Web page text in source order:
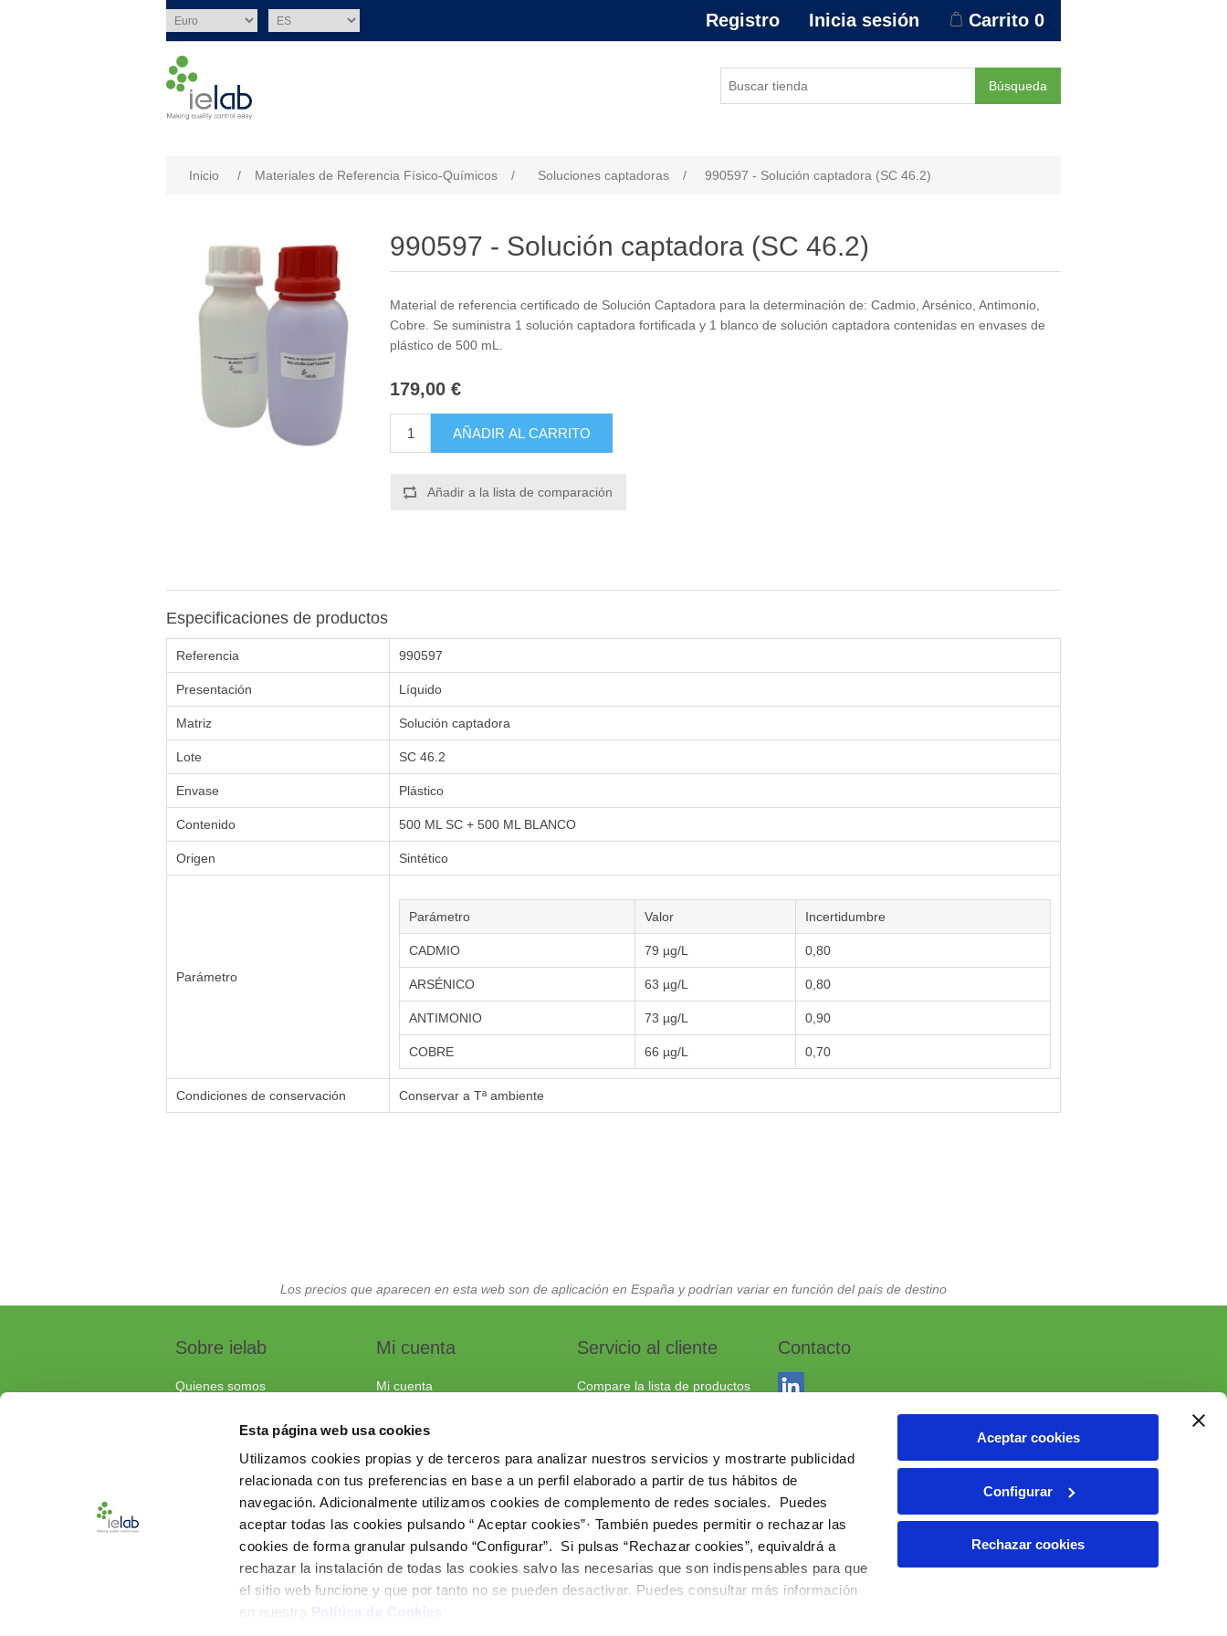
Esta página web usa cookies
Utilizamos cookies propias y de terceros para analizar nuestros servicios y mostrarte publicidad
relacionada con tus preferencias en base a un perfil elaborado a partir de tus hábitos de
navegación. Adicionalmente utilizamos cookies de complemento de redes sociales. Puedes
aceptar todas las cookies pulsando “ Aceptar cookies”· También puedes permitir o rechazar las
cookies de forma granular pulsando “Configurar”. Si pulsas “Rechazar cookies”, equivaldrá a
rechazar la instalación de todas las cookies salvo las necesarias que son indispensables para que
el sitio web funcione y que por tanto no se pueden desactivar. Puedes consultar más información
en nuestra Política de Cookies
Aceptar cookies
Configurar
Rechazar cookies
Registro Inicia sesión Carrito 0
Búsqueda
Inicio / Materiales de Referencia Físico-Químicos / Soluciones captadoras / 990597 - Solución captadora (SC 46.2)
990597 - Solución captadora (SC 46.2)
Material de referencia certificado de Solución Captadora para la determinación de: Cadmio, Arsénico, Antimonio,
Cobre. Se suministra 1 solución captadora fortificada y 1 blanco de solución captadora contenidas en envases de
plástico de 500 mL.
179,00 €
AÑADIR AL CARRITO
Añadir a la lista de comparación
Especificaciones de productos
Referencia 990597
Presentación Líquido
Matriz Solución captadora
Lote SC 46.2
Envase Plástico
Contenido 500 ML SC + 500 ML BLANCO
Origen Sintético
Parámetro
Parámetro Valor Incertidumbre
CADMIO 79 µg/L 0,80
ARSÉNICO 63 µg/L 0,80
ANTIMONIO 73 µg/L 0,90
COBRE 66 µg/L 0,70
Condiciones de conservación Conservar a Tª ambiente
Los precios que aparecen en esta web son de aplicación en España y podrían variar en función del país de destino
Sobre ielab
Quienes somos
Soluciones a medida
Contacta con nosotros
Documentos de interés
Preguntas frecuentes
Mi cuenta
Mi cuenta
Servicio al cliente
Compare la lista de productos
Aviso Legal
Política de privacidad
Contacto
Dracma, 7 - Polígono Industrial Las Atalayas
03114 ALICANTE (España)
+34 966 10 55 01
comercial@ielab.es
www.ielab.es